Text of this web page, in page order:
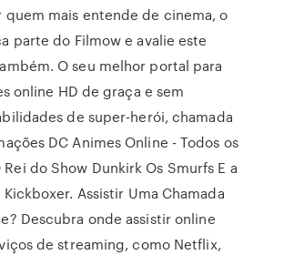
quem mais entende de cinema, o
parte do Filmow e avalie este
O seu melhor portal para
online HD de graça e sem
de super-herói, chamada
DC Animes Online - Todos os
do Show Dunkirk Os Smurfs E a
Assistir Uma Chamada
Descubra onde assistir online
de streaming, como Netflix,